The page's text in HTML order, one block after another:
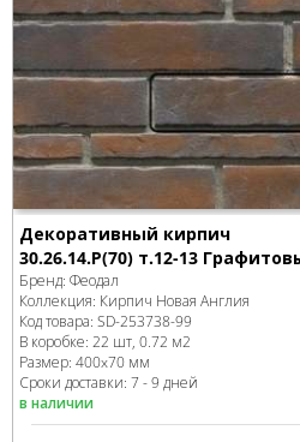
Декоративный кирпич
30.26.14.Р(70) т.12-13
Бренд: Феодал
Коллекция: Кирпич Новая Англия
Код товара: SD-253738-99
В коробке: 22 шт, 0.72 м2
Размер: 400x70 мм
Сроки доставки: 7 - 9 дней
в наличии